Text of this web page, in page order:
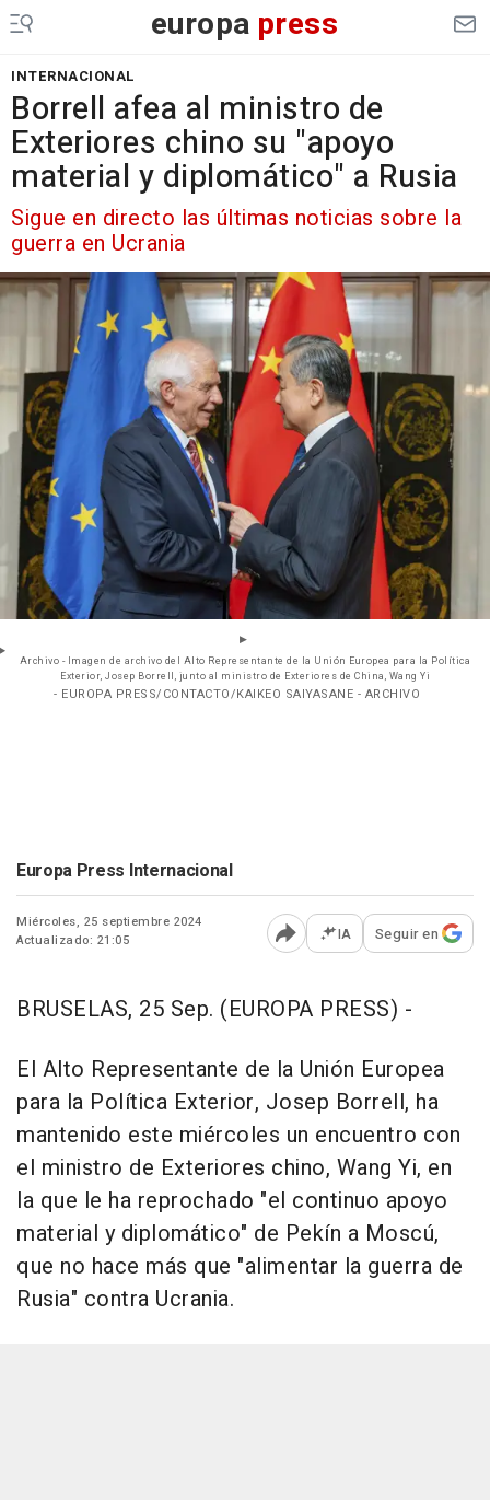
europa press
INTERNACIONAL
Borrell afea al ministro de
Exteriores chino su "apoyo
material y diplomático" a Rusia
Sigue en directo las últimas noticias sobre la
guerra en Ucrania
Archivo - Imagen de archivo del Alto Representante de la Unión Europea para la Política
Exterior, Josep Borrell, junto al ministro de Exteriores de China, Wang Yi
- EUROPA PRESS/CONTACTO/KAIKEO SAIYASANE - ARCHIVO
Europa Press Internacional
Miércoles, 25 septiembre 2024
Actualizado: 21:05
Abrir opciones para
IA Seguir en
BRUSELAS, 25 Sep. (EUROPA PRESS) -
El Alto Representante de la Unión Europea
para la Política Exterior, Josep Borrell, ha
mantenido este miércoles un encuentro con
el ministro de Exteriores chino, Wang Yi, en
la que le ha reprochado "el continuo apoyo
material y diplomático" de Pekín a Moscú,
que no hace más que "alimentar la guerra de
Rusia" contra Ucrania.